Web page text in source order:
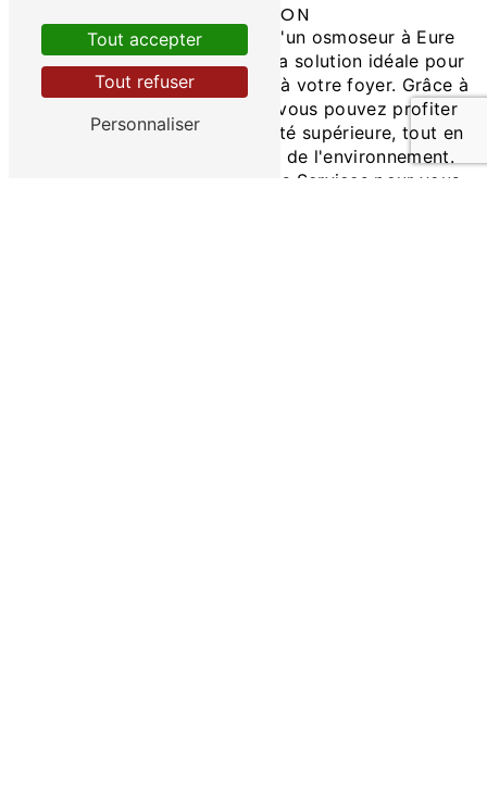
CONCLUSION
En conclusion, l'installation d'un osmoseur à Eure
par Aqua Dulcis Services est la solution idéale pour
garantir une eau pure et saine à votre foyer. Grâce à
cette technologie de pointe, vous pouvez profiter
d'une eau de boisson de qualité supérieure, tout en
contribuant à la préservation de l'environnement.
Faites confiance à Aqua Dulcis Services pour vous
Tout accepter
Tout refuser
Personnaliser